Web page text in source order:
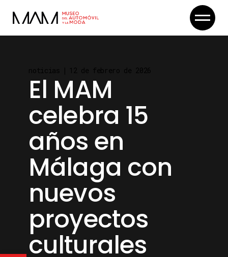
content
El MAM
celebra 15
años en
Málaga con
nuevos
proyectos
culturales